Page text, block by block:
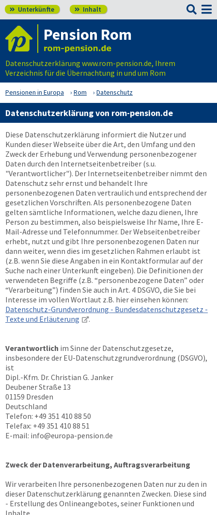
 Unterkünfte  Inhalt 
Pension Rom
Datenschutzerklärung www.rom-pension.de, Ihrem
Verzeichnis für die Übernachtung in und um Rom
Pensionen in Europa Rom Datenschutz
Datenschutzerklärung von rom-pension.de
Diese Datenschutzerklärung informiert die Nutzer und
Kunden dieser Webseite über die Art, den Umfang und den
Zweck der Erhebung und Verwendung personenbezogener
Daten durch den Internetseitenbetreiber (s.u.
"Verantwortlicher"). Der Internetseitenbetreiber nimmt den
Datenschutz sehr ernst und behandelt Ihre
personenbezogenen Daten vertraulich und entsprechend der
gesetzlichen Vorschriften. Als personenbezogene Daten
gelten sämtliche Informationen, welche dazu dienen, Ihre
Person zu bestimmen, also beispielsweise Ihr Name, Ihre E-
Mail-Adresse und Telefonnummer. Der Webseitenbetreiber
erhebt, nutzt und gibt Ihre personenbezogenen Daten nur
dann weiter, wenn dies im gesetzlichen Rahmen erlaubt ist
(z.B. wenn Sie diese Angaben in ein Kontaktformular auf der
Suche nach einer Unterkunft eingeben). Die Definitionen der
verwendeten Begriffe (z.B. “personenbezogene Daten” oder
“Verarbeitung”) finden Sie auch in Art. 4 DSGVO, die Sie bei
Interesse im vollen Wortlaut z.B. hier einsehen können:
Datenschutz-Grundverordnung - Bundesdatenschutzgesetz -
Texte und Erläuterung
.
Verantwortlich im Sinne der Datenschutzgesetze,
insbesondere der EU-Datenschutzgrundverordnung (DSGVO),
ist
Dipl.-Kfm. Dr. Christian G. Janker
Deubener Straße 13
01159 Dresden
Deutschland
Telefon: +49 351 410 88 50
Telefax: +49 351 410 88 51
E-mail: info@europa-pension.de
Zweck der Datenverarbeitung, Auftragsverarbeitung
Wir verarbeiten Ihre personenbezogenen Daten nur zu den in
dieser Datenschutzerklärung genannten Zwecken. Diese sind
- Erstellung des Onlineangebotes, seiner Funktionen und
Inhalte